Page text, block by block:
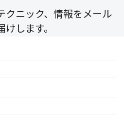
クニック、情報をメール
けします。